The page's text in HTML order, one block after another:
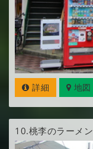
詳細 地図
10.桃李のラーメン